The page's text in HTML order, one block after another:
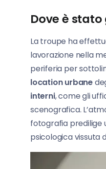
Dove è
La troupe ha
lavorazione nella
periferia per
location urbane
interni, come gli
scenografica.
fotografia predilige
psicologica vissuta